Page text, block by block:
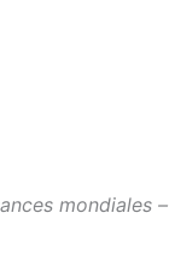
mondiales –